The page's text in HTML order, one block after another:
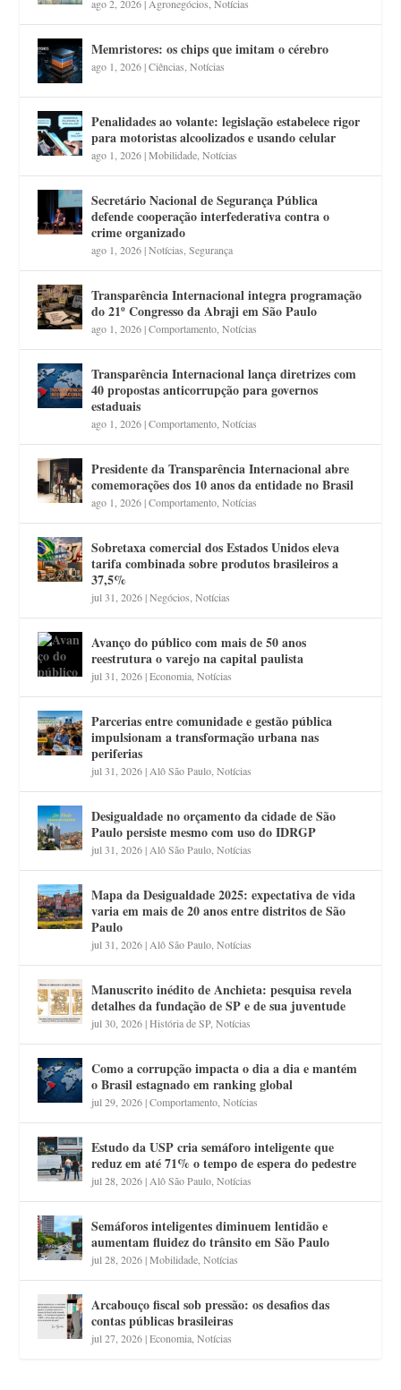
ago 2, 2026| Agronegócios ,Notícias
Memristores: os chips que imitam o cérebro
ago 1, 2026|Ciências ,Notícias
Penalidades ao volante: legislação estabelece rigor
para motoristas alcoolizados e usando celular
ago 1, 2026|Mobilidade ,Notícias
Secretário Nacional de Segurança Pública
defende cooperação interfederativa contra o
crime organizado
ago 1, 2026|Notícias ,Segurança
Transparência Internacional integra programação
do 21º Congresso da Abraji em São Paulo
ago 1, 2026|Comportamento ,Notícias
Transparência Internacional lança diretrizes com
40 propostas anticorrupção para governos
estaduais
ago 1, 2026|Comportamento ,Notícias
Presidente da Transparência Internacional abre
comemorações dos 10 anos da entidade no Brasil
ago 1, 2026|Comportamento ,Notícias
Sobretaxa comercial dos Estados Unidos eleva
tarifa combinada sobre produtos brasileiros a
37,5%
jul 31, 2026|Negócios ,Notícias
Avanço do público com mais de 50 anos
reestrutura o varejo na capital paulista
jul 31, 2026|Economia ,Notícias
Parcerias entre comunidade e gestão pública
impulsionam a transformação urbana nas
periferias
jul 31, 2026| Alô São Paulo ,Notícias
Desigualdade no orçamento da cidade de São
Paulo persiste mesmo com uso do IDRGP
jul 31, 2026| Alô São Paulo ,Notícias
Mapa da Desigualdade 2025: expectativa de vida
varia em mais de 20 anos entre distritos de São
Paulo
jul 31, 2026| Alô São Paulo ,Notícias
Manuscrito inédito de Anchieta: pesquisa revela
detalhes da fundação de SP e de sua juventude
jul 30, 2026|História de SP,Notícias
Como a corrupção impacta o dia a dia e mantém
o Brasil estagnado em ranking global
jul 29, 2026|Comportamento ,Notícias
Estudo da USP cria semáforo inteligente que
reduz em até 71% o tempo de espera do pedestre
jul 28, 2026| Alô São Paulo ,Notícias
Semáforos inteligentes diminuem lentidão e
aumentam fluidez do trânsito em São Paulo
jul 28, 2026|Mobilidade ,Notícias
Arcabouço fiscal sob pressão: os desafios das
contas públicas brasileiras
jul 27, 2026|Economia ,Notícias